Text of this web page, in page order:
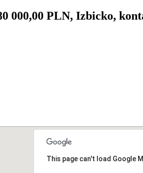
000,00 PLN, Izbicko,
This page can't load Google